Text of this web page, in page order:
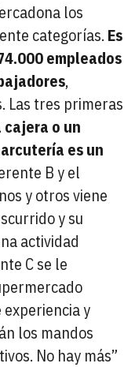
los
categorías. Es
empleados
,
Las tres primeras
cajera o un
es un
B y el
y otros viene
y su
actividad
C se le
y
los mandos
No hay más”